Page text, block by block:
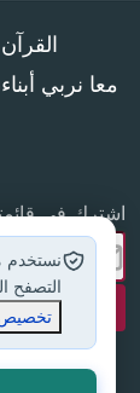
معا نربي
اشترك في
نستخدم
التصفح